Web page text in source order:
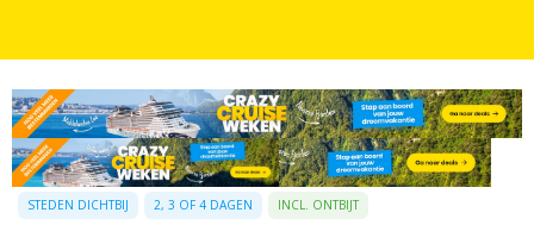
STEDEN DICHTBIJ 2, 3 OF 4 DAGEN INCL. ONTBIJT